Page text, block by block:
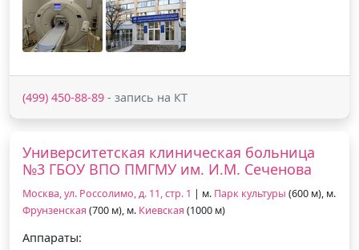
(499) 450-88-89 - запись на КТ
Университетская клиническая больница
№3 ГБОУ ВПО ПМГМУ им. И.М. Сеченова
Москва, ул. Россолимо, д. 11, стр. 1 | м. Парк культуры (600 м), м.
Фрунзенская (700 м), м. Киевская (1000 м)
Аппараты: